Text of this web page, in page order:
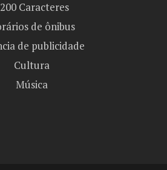
Caracteres
de ônibus
de publicidade
Cultura
Música